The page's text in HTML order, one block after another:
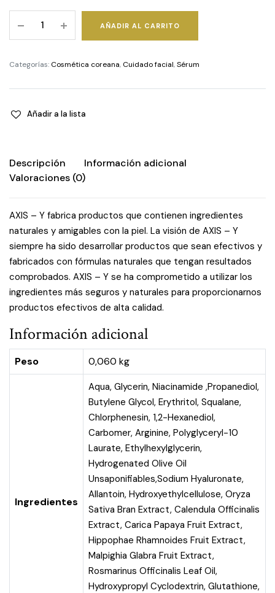
Spot
Glow
quantity
AÑADIR AL CARRITO
Categorías: Cosmética coreana, Cuidado facial,Sérum
Añadir a la lista
Descripción
Información adicional
Valoraciones (0)
AXIS – Y fabrica productos que contienen ingredientes
naturales y amigables con la piel. La visión de AXIS – Y
siempre ha sido desarrollar productos que sean efectivos y
fabricados con fórmulas naturales que tengan resultados
comprobados. AXIS – Y se ha comprometido a utilizar los
ingredientes más seguros y naturales para proporcionarnos
productos efectivos de alta calidad.
Información adicional
Peso 0,060 kg
Ingredientes
Aqua, Glycerin, Niacinamide ,Propanediol,
Butylene Glycol, Erythritol, Squalane,
Chlorphenesin, 1,2-Hexanediol,
Carbomer, Arginine, Polyglyceryl-10
Laurate, Ethylhexylglycerin,
Hydrogenated Olive Oil
Unsaponifiables,Sodium Hyaluronate,
Allantoin, Hydroxyethylcellulose, Oryza
Sativa Bran Extract, Calendula Officinalis
Extract, Carica Papaya Fruit Extract,
Hippophae Rhamnoides Fruit Extract,
Malpighia Glabra Fruit Extract,
Rosmarinus Officinalis Leaf Oil,
Hydroxypropyl Cyclodextrin, Glutathione,